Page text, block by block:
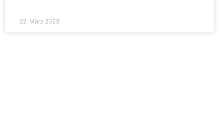
22. März 2023